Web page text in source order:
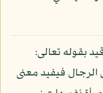
بقوله تعالى:
فيفيد معنى